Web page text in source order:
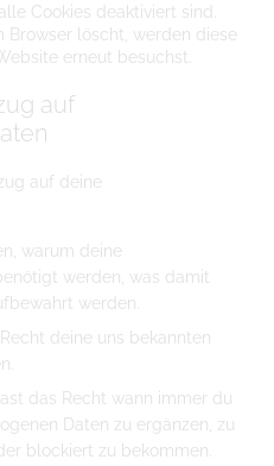
Cookies deaktiviert sind.
Browser löscht, werden diese
erneut besuchst.
auf
auf deine
warum deine
werden, was damit
werden.
deine uns bekannten
das Recht wann immer du
Daten zu ergänzen, zu
blockiert zu bekommen.